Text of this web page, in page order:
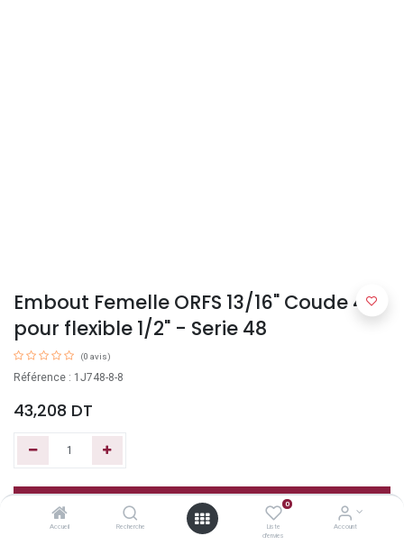
Accueil Recherche
0
Liste
d'envies
Account
Embout Femelle ORFS 13/16" Coude 45°
pour flexible 1/2" - Serie 48
(0 avis)
Référence : 1J748-8-8
43,208 DT
Ajouter au panier